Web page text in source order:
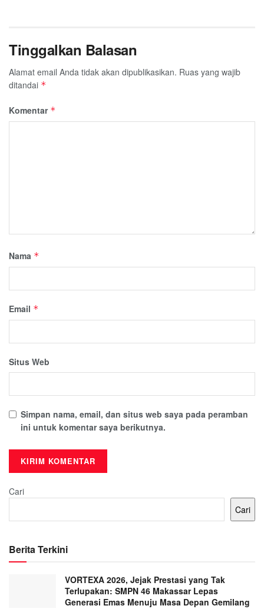
Tinggalkan Balasan
Alamat email Anda tidak akan dipublikasikan. Ruas yang wajib
ditandai *
Komentar *
Nama *
Email *
Situs Web
Simpan nama, email, dan situs web saya pada peramban
ini untuk komentar saya berikutnya.
Cari
Cari
Berita Terkini
VORTEXA 2026, Jejak Prestasi yang Tak
Terlupakan: SMPN 46 Makassar Lepas
Generasi Emas Menuju Masa Depan Gemilang